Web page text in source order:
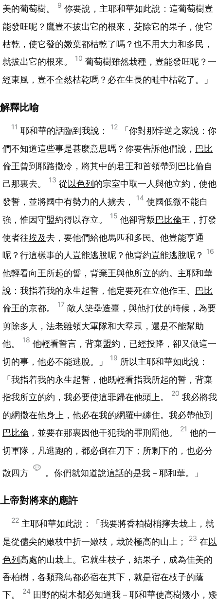
美的葡萄樹。
9 你要說，主耶和華如此說：這葡萄樹豈
能發旺呢？鷹豈不拔出它的根來，芟除它的果子，使它
枯乾，使它發的嫩葉都枯乾了嗎？也不用大力和多民，
就拔出它的根來。
10 葡萄樹雖然栽種，豈能發旺呢？一
經東風，豈不全然枯乾嗎？必在生長的畦中枯乾了。」
解釋比喻
11 耶和華的話臨到我說： 12
「你對那悖逆之家說：你
們不知道這些事是甚麼意思嗎？你要告訴他們說， 巴比
倫王曾到耶路撒冷 ，將其中的君王和首領帶到巴比倫自
己那裏去。
13 從以色列的宗室中取一人與他立約，使他
發誓，並將國中有勢力的人擄去，
14 使國低微不能自
強，惟因守盟約得以存立。
15 他卻背叛巴比倫王，打發
使者往埃及去，要他們給他馬匹和多民。他豈能亨通
呢？行這樣事的人豈能逃脫呢？他背約豈能逃脫呢？
16
他輕看向王所起的誓，背棄王與他所立的約。主耶和華
說：我指着我的永生起誓，他定要死在立他作王、 巴比
倫王的京都。 17 敵人築壘造臺，與他打仗的時候，為要
剪除多人，法老雖領大軍隊和大羣眾，還是不能幫助
他。
18 他輕看誓言，背棄盟約，已經投降，卻又做這一
切的事，他必不能逃脫。」
19 所以主耶和華如此說：
「我指着我的永生起誓，他既輕看指我所起的誓，背棄
指我所立的約，我必要使這罪歸在他頭上。
20 我必將我
的網撒在他身上，他必在我的網羅中纏住。我必帶他到
巴比倫 ，並要在那裏因他干犯我的罪刑罰他。 21 他的一
切軍隊，凡逃跑的，都必倒在刀下；所剩下的，也必分
散四方 。你們就知道說這話的是我－耶和華。」
上帝對將來的應許
22 主耶和華如此說：「我要將香柏樹梢擰去栽上，就
是從儘尖的嫩枝中折一嫩枝，栽於極高的山上；
23 在以
色列高處的山栽上。它就生枝子，結果子，成為佳美的
香柏樹，各類飛鳥都必宿在其下，就是宿在枝子的蔭
下。
24 田野的樹木都必知道我－耶和華使高樹矮小，矮